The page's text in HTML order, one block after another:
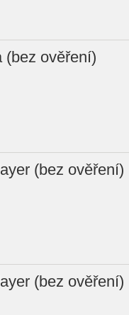
ověření)
(bez ověření)
(bez ověření)